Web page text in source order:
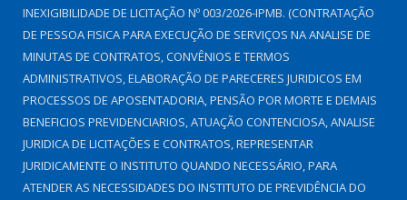
INEXIGIBILIDADE DE LICITAÇÃO Nº 003/2026-IPMB. (CONTRATAÇÃO
DE PESSOA FISICA PARA EXECUÇÃO DE SERVIÇOS NA ANALISE DE
MINUTAS DE CONTRATOS, CONVÊNIOS E TERMOS
ADMINISTRATIVOS, ELABORAÇÃO DE PARECERES JURIDICOS EM
PROCESSOS DE APOSENTADORIA, PENSÃO POR MORTE E DEMAIS
BENEFICIOS PREVIDENCIARIOS, ATUAÇÃO CONTENCIOSA, ANALISE
JURIDICA DE LICITAÇÕES E CONTRATOS, REPRESENTAR
JURIDICAMENTE O INSTITUTO QUANDO NECESSÁRIO, PARA
ATENDER AS NECESSIDADES DO INSTITUTO DE PREVIDÊNCIA DO